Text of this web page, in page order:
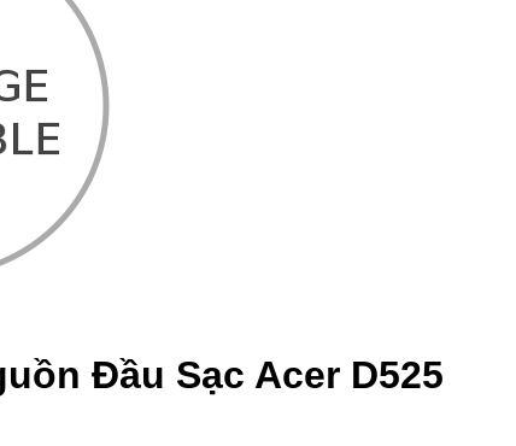
Đầu Sạc Acer D525